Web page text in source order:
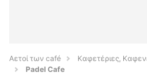
Αετοί των café
Καφετέριες,
Padel Cafe